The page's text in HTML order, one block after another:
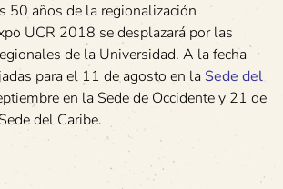
50 años de la regionalización
UCR 2018 se desplazará por las
de la Universidad. A la fecha
para el 11 de agosto en la Sede del
en la Sede de Occidente y 21 de
del Caribe.